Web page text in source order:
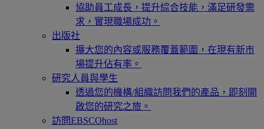
協助員工成長，提升綜合技能，滿足研發需
求，實現職場成功。
出版社
擴大您的內容或服務覆蓋範圍，在現有新市
場提升佔有率。
研究人員與學生
透過您的機構/組織訪問我們的產品，即刻開
啟您的研究之旅。
訪問EBSCOhost